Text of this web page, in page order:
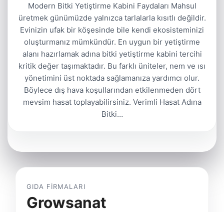
Modern Bitki Yetiştirme Kabini Faydaları Mahsul
üretmek günümüzde yalnızca tarlalarla kısıtlı değildir.
Evinizin ufak bir köşesinde bile kendi ekosisteminizi
oluşturmanız mümkündür. En uygun bir yetiştirme
alanı hazırlamak adına bitki yetiştirme kabini tercihi
kritik değer taşımaktadır. Bu farklı üniteler, nem ve ısı
yönetimini üst noktada sağlamanıza yardımcı olur.
Böylece dış hava koşullarından etkilenmeden dört
mevsim hasat toplayabilirsiniz. Verimli Hasat Adına
Bitki…
GIDA FIRMALARI
Growsanat